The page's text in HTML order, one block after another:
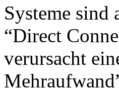
Systeme sind
“Direct
verursacht